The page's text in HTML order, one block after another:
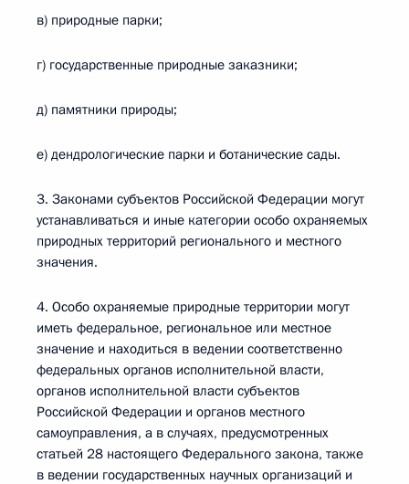
в) природные парки;
г) государственные природные заказники;
д) памятники природы;
е) дендрологические парки и ботанические сады.
3. Законами субъектов Российской Федерации могут
устанавливаться и иные категории особо охраняемых
природных территорий регионального и местного
значения.
4. Особо охраняемые природные территории могут
иметь федеральное, региональное или местное
значение и находиться в ведении соответственно
федеральных органов исполнительной власти,
органов исполнительной власти субъектов
Российской Федерации и органов местного
самоуправления, а в случаях, предусмотренных
статьей 28 настоящего Федерального закона, также
в ведении государственных научных организаций и